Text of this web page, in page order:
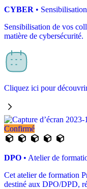
CYBER •
Sensibilisation de vos
matière de cybersécurité.
Cliquez ici pour
Confirmé
DPO • Atelier de
Cet atelier de formation
destiné aux DPO/DPD,